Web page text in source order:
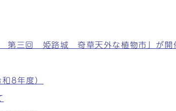
第三回 姫路城 奇草天外な植物市」が開
8年度）